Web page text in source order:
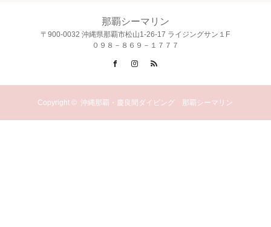
那覇シーマリン
〒900-0032 沖縄県那覇市松山1-26-17 ライジングサン１F
０９８－８６９－１７７７
FacebookInstagram
Copyright ©沖縄那覇・慶良間ダイビング 那覇シーマリン